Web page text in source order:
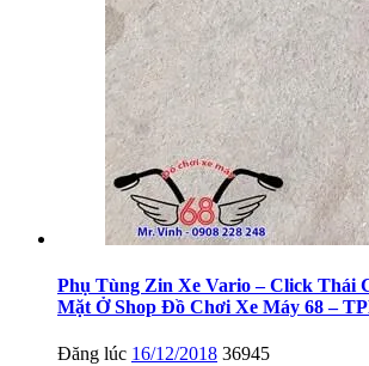
Phụ Tùng Zin Xe Vario – Click Thái
Mặt Ở Shop Đồ Chơi Xe Máy 68 –
Đăng lúc 16/12/2018 36945